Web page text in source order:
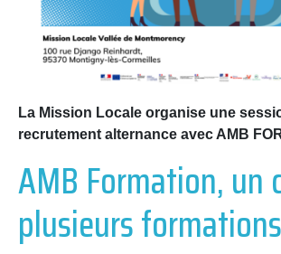
La Mission Locale organise une
recrutement alternance avec AMB
AMB Formation, un
plusieurs formations